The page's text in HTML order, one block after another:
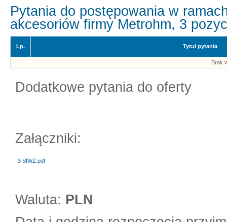
Pytania do postępowania w
akcesoriów firmy Metrohm, 3
Lp. Tytuł pytania
Brak
Dodatkowe pytania do oferty
Załączniki:
3 SIWZ.pdf
Waluta: PLN